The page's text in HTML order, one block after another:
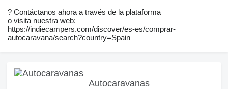
? Contáctanos ahora a través de la plataforma
o visita nuestra web:
https://indiecampers.com/discover/es-es/comprar-
autocaravana/search?country=Spain
Autocaravanas